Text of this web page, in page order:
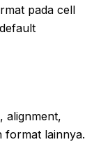
pada cell
alignment,
lainnya.